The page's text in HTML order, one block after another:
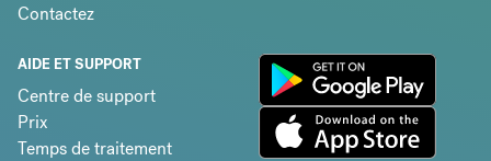
Contactez
AIDE ET SUPPORT
Centre de support
Prix
Temps de traitement